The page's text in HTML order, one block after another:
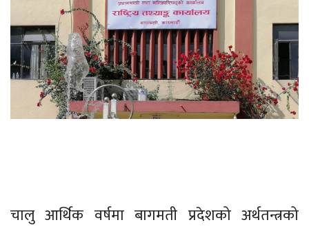
चालु आर्थिक वर्षमा बागमती प्रदेशको अर्थतन्त्रको